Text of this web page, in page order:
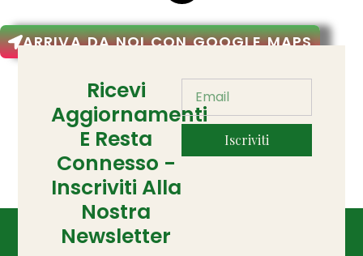
ARRIVA DA NOI CON GOOGLE MAPS
Ricevi
Aggiornamenti
E Resta
Connesso -
Inscriviti Alla
Nostra
Newsletter
Iscriviti